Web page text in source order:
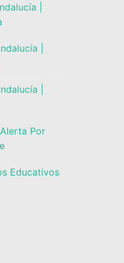
|
|
|
Por
Educativos